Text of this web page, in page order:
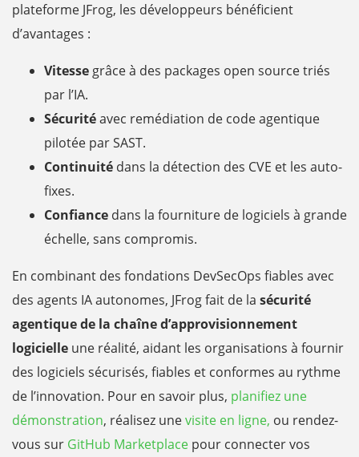
plateforme JFrog, les développeurs bénéficient
d’avantages :
Vitesse grâce à des packages open source triés
par l’IA.
Sécuritéavec remédiation de code agentique
pilotée par SAST.
Continuité dans la détection des CVE et les auto-
fixes.
Confiance dans la fourniture de logiciels à grande
échelle, sans compromis.
En combinant des fondations DevSecOps fiables avec
des agents IA autonomes, JFrog fait de la sécurité
agentique de la chaîne d’approvisionnement
logicielle une réalité, aidant les organisations à fournir
des logiciels sécurisés, fiables et conformes au rythme
de l’innovation. Pour en savoir plus, planifiez une
démonstration, réalisez unevisite en ligne, ou rendez-
vous sur GitHub Marketplace pour connecter vos